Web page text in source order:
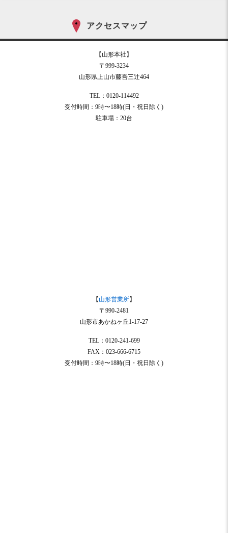
アクセスマップ
【山形本社】
〒999-3234
山形県上山市藤吾三辻464
TEL：0120-114492
受付時間：9時〜18時(日・祝日除く)
駐車場：20台
【 山形営業所】
〒990-2481
山形市あかねヶ丘1-17-27
TEL：0120-241-699
FAX：023-666-6715
受付時間：9時〜18時(日・祝日除く)